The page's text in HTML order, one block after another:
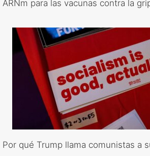
ARNm para las vacunas contra la
Por qué Trump llama comunistas a